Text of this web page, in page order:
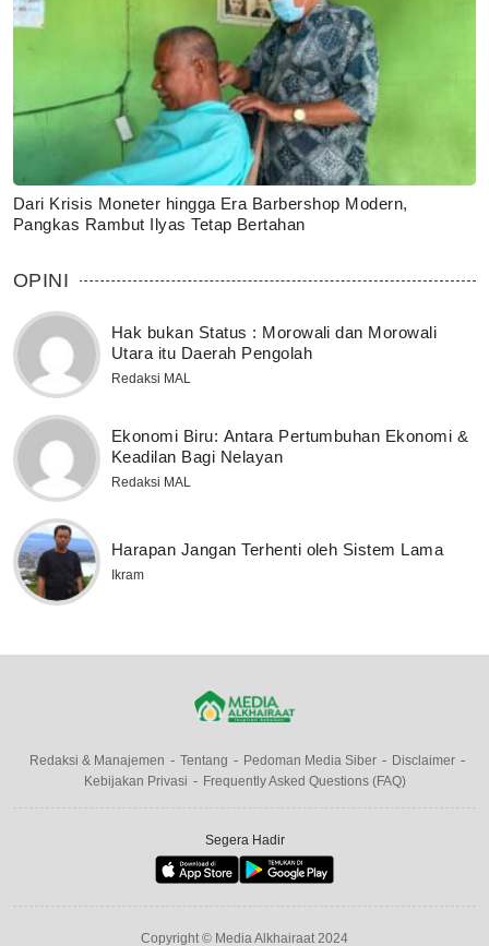
Dari Krisis Moneter hingga Era Barbershop Modern,
Pangkas Rambut Ilyas Tetap Bertahan
OPINI
Hak bukan Status : Morowali dan Morowali
Utara itu Daerah Pengolah
Redaksi MAL
Ekonomi Biru: Antara Pertumbuhan Ekonomi &
Keadilan Bagi Nelayan
Redaksi MAL
Harapan Jangan Terhenti oleh Sistem Lama
Ikram
Redaksi & Manajemen Tentang Pedoman Media Siber
Disclaimer
Kebijakan Privasi
Frequently Asked Questions (FAQ)
Segera Hadir
Copyright © Media Alkhairaat 2024